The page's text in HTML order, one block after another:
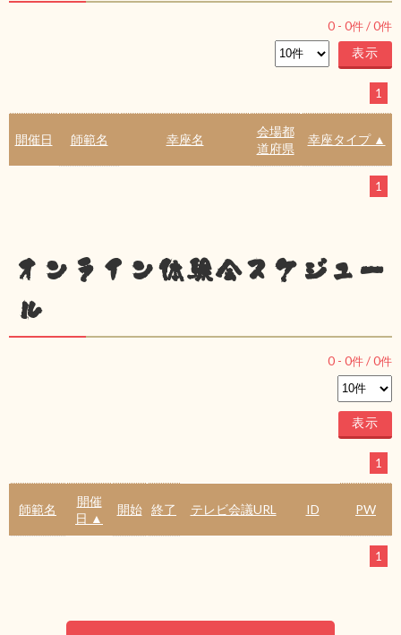
0 - 0件 /0件
1
開催日 師範名 幸座名
会場都
道府県
幸座タイプ ▲
1
オンライン体験会スケジュー
ル
0 - 0件 /0件
1
師範名
開催
日 ▲
開始 終了 テレビ会議URL ID PW
1